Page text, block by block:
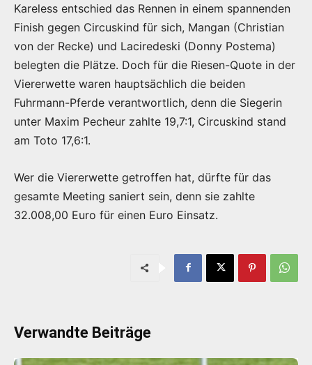
Kareless entschied das Rennen in einem spannenden
Finish gegen Circuskind für sich, Mangan (Christian
von der Recke) und Laciredeski (Donny Postema)
belegten die Plätze. Doch für die Riesen-Quote in der
Viererwette waren hauptsächlich die beiden
Fuhrmann-Pferde verantwortlich, denn die Siegerin
unter Maxim Pecheur zahlte 19,7:1, Circuskind stand
am Toto 17,6:1.
Wer die Viererwette getroffen hat, dürfte für das
gesamte Meeting saniert sein, denn sie zahlte
32.008,00 Euro für einen Euro Einsatz.
Verwandte Beiträge